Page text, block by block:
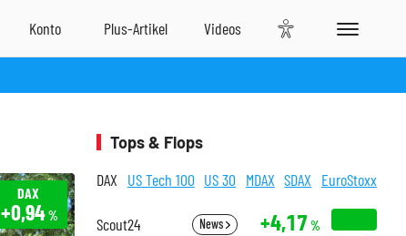
DAX
+0,94%
Tops & Flops
DAX US Tech 100 US 30 MDAX SDAX EuroStoxx
Scout24 News +4,17 %